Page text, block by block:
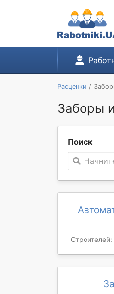
Расценки
Заборы
Поиск